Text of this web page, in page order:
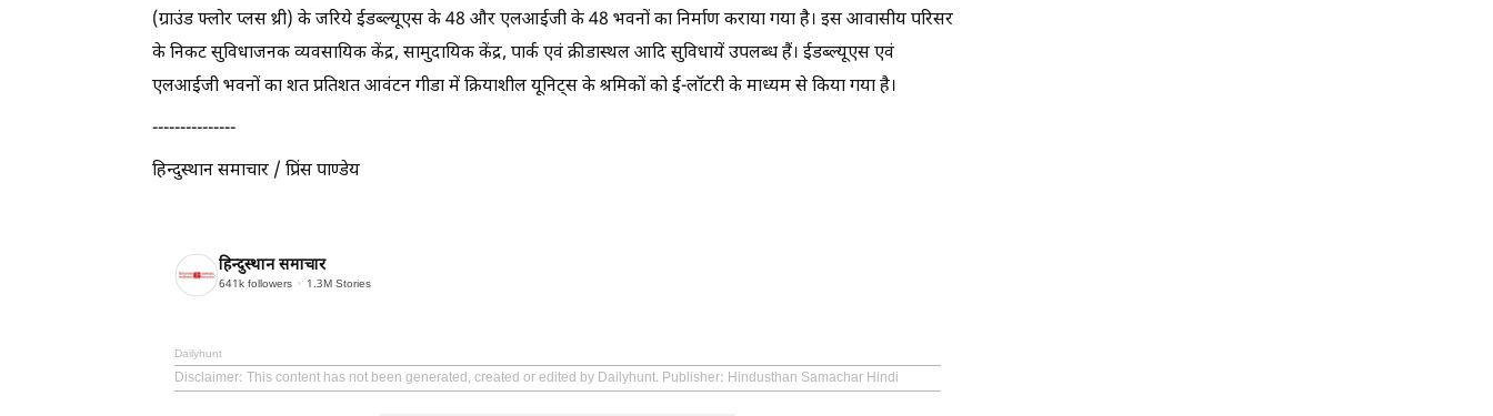
(ग्राउंड फ्लोर प्लस थ्री) के जरिये ईडब्ल्यूएस के 48 और एलआईजी के 48 भवनों का निर्माण कराया गया है। इस आवासीय परिसर
के निकट सुविधाजनक व्यवसायिक केंद्र, सामुदायिक केंद्र, पार्क एवं क्रीडास्थल आदि सुविधायें उपलब्ध हैं। ईडब्ल्यूएस एवं
एलआईजी भवनों का शत प्रतिशत आवंटन गीडा में क्रियाशील यूनिट्स के श्रमिकों को ई-लॉटरी के माध्यम से किया गया है।
---------------
हिन्दुस्थान समाचार / प्रिंस पाण्डेय
हिन्दुस्थान समाचार
641k followers 1.3M Stories
Dailyhunt
Disclaimer: This content has not been generated, created or edited by Dailyhunt. Publisher: Hindusthan Samachar Hindi